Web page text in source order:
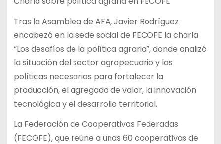
Tras la Asamblea de AFA, Javier Rodríguez
encabezó en la sede social de FECOFE la charla
“Los desafíos de la política agraria”, donde analizó
la situación del sector agropecuario y las
políticas necesarias para fortalecer la
producción, el agregado de valor, la innovación
tecnológica y el desarrollo territorial.
La Federación de Cooperativas Federadas
(FECOFE), que reúne a unas 60 cooperativas de